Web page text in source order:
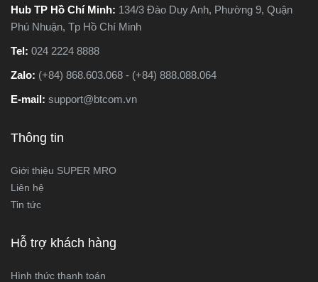
Hub TP Hồ Chí Minh: 134/3 Đào Duy Anh, Phường 9, Quận
Phú Nhuận, Tp Hồ Chí Minh
Tel: 024 2224 8888
Zalo: (+84) 868.603.068 - (+84) 888.088.064
E-mail: support@btcom.vn
Thông tin
Giới thiệu SUPER MRO
Liên hệ
Tin tức
Hỗ trợ khách hàng
Hình thức thanh toán